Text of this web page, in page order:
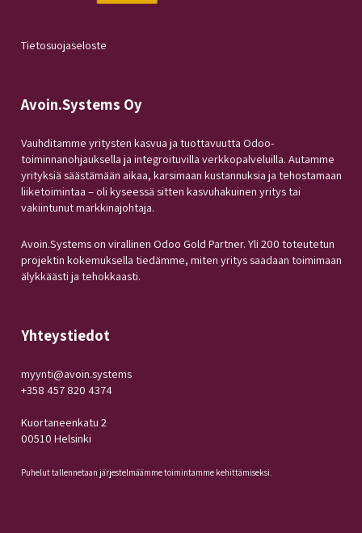
Tietosuojaseloste
Avoin.Systems Oy
Vauhditamme yritysten kasvua ja tuottavuutta Odoo-
toiminnanohjauksella ja integroituvilla verkkopalveluilla. Autamme
yrityksiä säästämään aikaa, karsimaan kustannuksia ja tehostamaan
liiketoimintaa – oli kyseessä sitten kasvuhakuinen yritys tai
vakiintunut markkinajohtaja.
Avoin.Systems on virallinen Odoo Gold Partner. Yli 200 toteutetun
projektin kokemuksella tiedämme, miten yritys saadaan toimimaan
älykkäästi ja tehokkaasti.
Yhteystiedot
myynti@avoin.systems
+358 457 820 4374
Kuortaneenkatu 2
00510 Helsinki
Puhelut tallennetaan järjestelmäämme toimintamme kehittämiseksi.